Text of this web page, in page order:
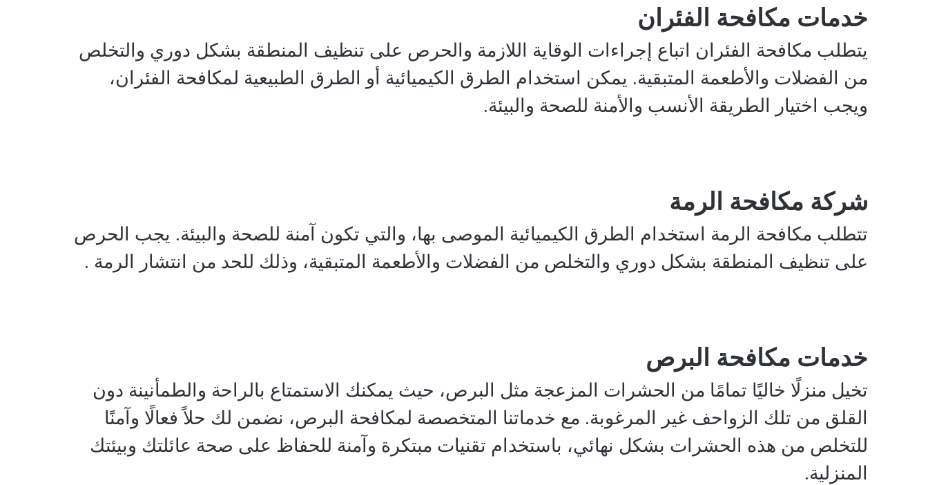
خدمات مكافحة الفئران
يتطلب مكافحة الفئران اتباع إجراءات الوقاية اللازمة والحرص على تنظيف المنطقة بشكل دوري والتخلص
من الفضلات والأطعمة المتبقية. يمكن استخدام الطرق الكيميائية أو الطرق الطبيعية لمكافحة الفئران،
ويجب اختيار الطريقة الأنسب والأمنة للصحة والبيئة.
شركة مكافحة الرمة
تتطلب مكافحة الرمة استخدام الطرق الكيميائية الموصى بها، والتي تكون آمنة للصحة والبيئة. يجب الحرص
على تنظيف المنطقة بشكل دوري والتخلص من الفضلات والأطعمة المتبقية، وذلك للحد من انتشار الرمة .
خدمات مكافحة البرص
تخيل منزلًا خاليًا تمامًا من الحشرات المزعجة مثل البرص، حيث يمكنك الاستمتاع بالراحة والطمأنينة دون
القلق من تلك الزواحف غير المرغوبة. مع خدماتنا المتخصصة لمكافحة البرص، نضمن لك حلاً فعالًا وآمنًا
للتخلص من هذه الحشرات بشكل نهائي، باستخدام تقنيات مبتكرة وآمنة للحفاظ على صحة عائلتك وبيئتك
المنزلية.